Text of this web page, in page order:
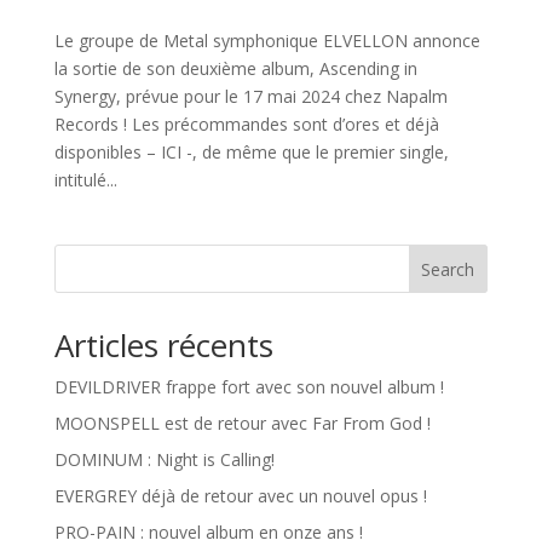
Le groupe de Metal symphonique ELVELLON annonce
la sortie de son deuxième album, Ascending in
Synergy, prévue pour le 17 mai 2024 chez Napalm
Records ! Les précommandes sont d’ores et déjà
disponibles – ICI -, de même que le premier single,
intitulé...
Search
Articles récents
DEVILDRIVER frappe fort avec son nouvel album !
MOONSPELL est de retour avec Far From God !
DOMINUM : Night is Calling!
EVERGREY déjà de retour avec un nouvel opus !
PRO-PAIN : nouvel album en onze ans !